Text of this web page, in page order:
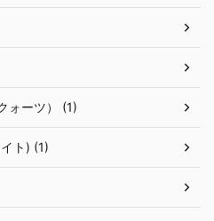
ォーツ） (1)
ト) (1)